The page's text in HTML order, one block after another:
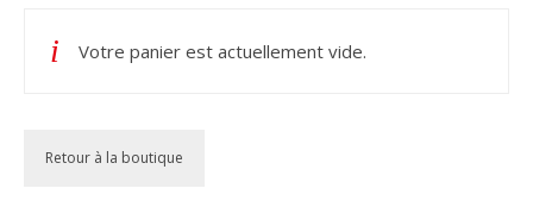
Votre panier est actuellement vide.
Retour à la boutique